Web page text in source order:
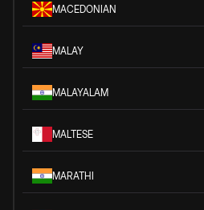
MACEDONIAN
MALAY
MALAYALAM
MALTESE
MARATHI